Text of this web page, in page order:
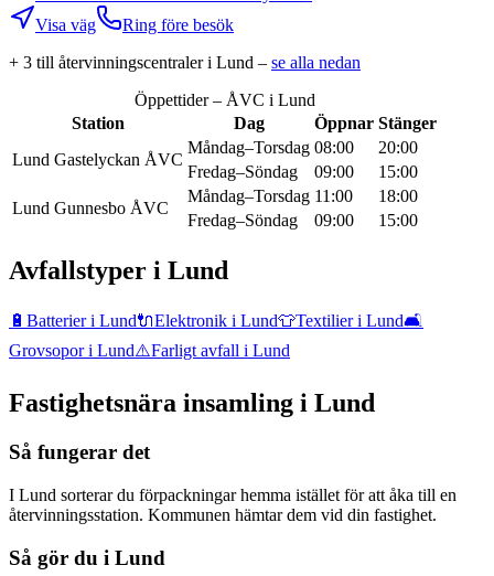
Visa väg
Ring före besök
+ 3 till återvinningscentraleri Lund – se alla nedan
Öppettider – ÅVC i Lund
Station
Dag Öppnar Stänger
Lund Gastelyckan ÅVC
Måndag–Torsdag 08:00
20:00
Fredag–Söndag
09:00
15:00
Lund Gunnesbo ÅVC
Måndag–Torsdag 11:00
18:00
Fredag–Söndag
09:00 15:00
Avfallstyper i Lund
🔋 Batterieri Lund🔌Elektronik i Lund👕Textilieri Lund🛋️
Grovsopori Lund⚠️Farligt avfall i Lund
Fastighetsnära insamling i Lund
Så fungerar det
I Lund sorterar du förpackningar hemma istället för att åka till en
återvinningsstation. Kommunen hämtar dem vid din fastighet.
Så gör du i Lund